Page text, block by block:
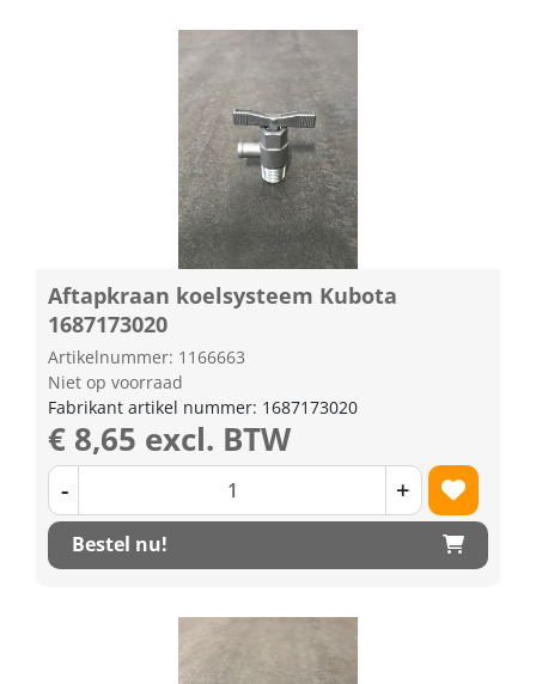
Aftapkraan koelsysteem Kubota
1687173020
Artikelnummer: 1166663
Niet op voorraad
Fabrikant artikel nummer: 1687173020
€ 8,65 excl. BTW
- +
Bestel nu!